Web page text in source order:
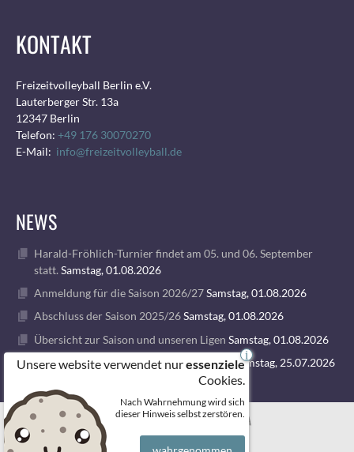
KONTAKT
Freizeitvolleyball Berlin e.V.
Lauterberger Str. 13a
12347 Berlin
Telefon: +49 176 30070270
E-Mail: info@freizeitvolleyball.de
NEWS
Harald-Fröhlich-Turnier findet am 05. und 06. September
statt. Samstag, 01.08.2026
Anmeldung für die Saison 2026/27Samstag, 01.08.2026
Abschluss der Saison 2025/26Samstag, 01.08.2026
Übersicht zur Saison und unseren Ligen Samstag, 01.08.2026
1. VOLLEY GODS SUMMER CAMP 2026 Samstag, 25.07.2026
© 2026 FREIZEITVOLLEYBALL BERLIN
Unsere website verwendet nuressenziele
Cookies.
Nach Wahrnehmung wird sich
dieser Hinweis selbst zerstören.
i